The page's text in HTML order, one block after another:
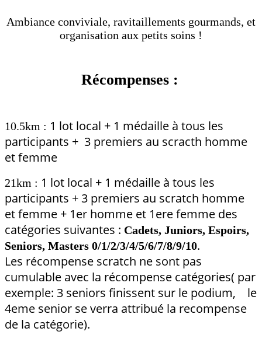
Ambiance conviviale, ravitaillements gourmands, et
organisation aux petits soins !
Récompenses :
10.5km : 1 lot local + 1 médaille à tous les
participants + 3 premiers au scracth homme
et femme
21km : 1 lot local + 1 médaille à tous les
participants + 3 premiers au scratch homme
et femme + 1er homme et 1ere femme des
catégories suivantes : Cadets, Juniors, Espoirs,
Seniors, Masters 0/1/2/3/4/5/6/7/8/9/10.
Les récompense scratch ne sont pas
cumulable avec la récompense catégories( par
exemple: 3 seniors finissent sur le podium, le
4eme senior se verra attribué la recompense
de la catégorie).